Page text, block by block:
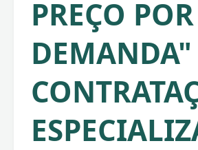
PREÇO
DEMANDA"